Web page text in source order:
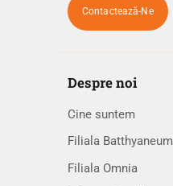
Contactează-Ne
Despre noi
Cine suntem
Filiala Batthyaneum
Filiala Omnia